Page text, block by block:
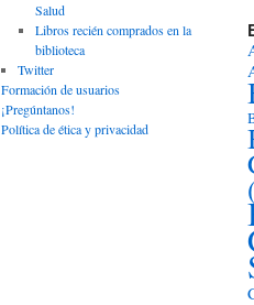
Salud
Libros recién comprados en la
biblioteca
Twitter
Formación de usuarios
¡Pregúntanos!
Política de ética y privacidad